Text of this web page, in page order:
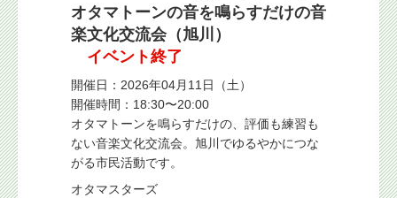
オタマトーンの音を鳴らすだけの音
楽文化交流会（旭川）
イベント終了
開催日：2026年04月11日（土）
開催時間：18:30〜20:00
オタマトーンを鳴らすだけの、評価も練習も
ない音楽文化交流会。旭川でゆるやかにつな
がる市民活動です。
オタマスターズ